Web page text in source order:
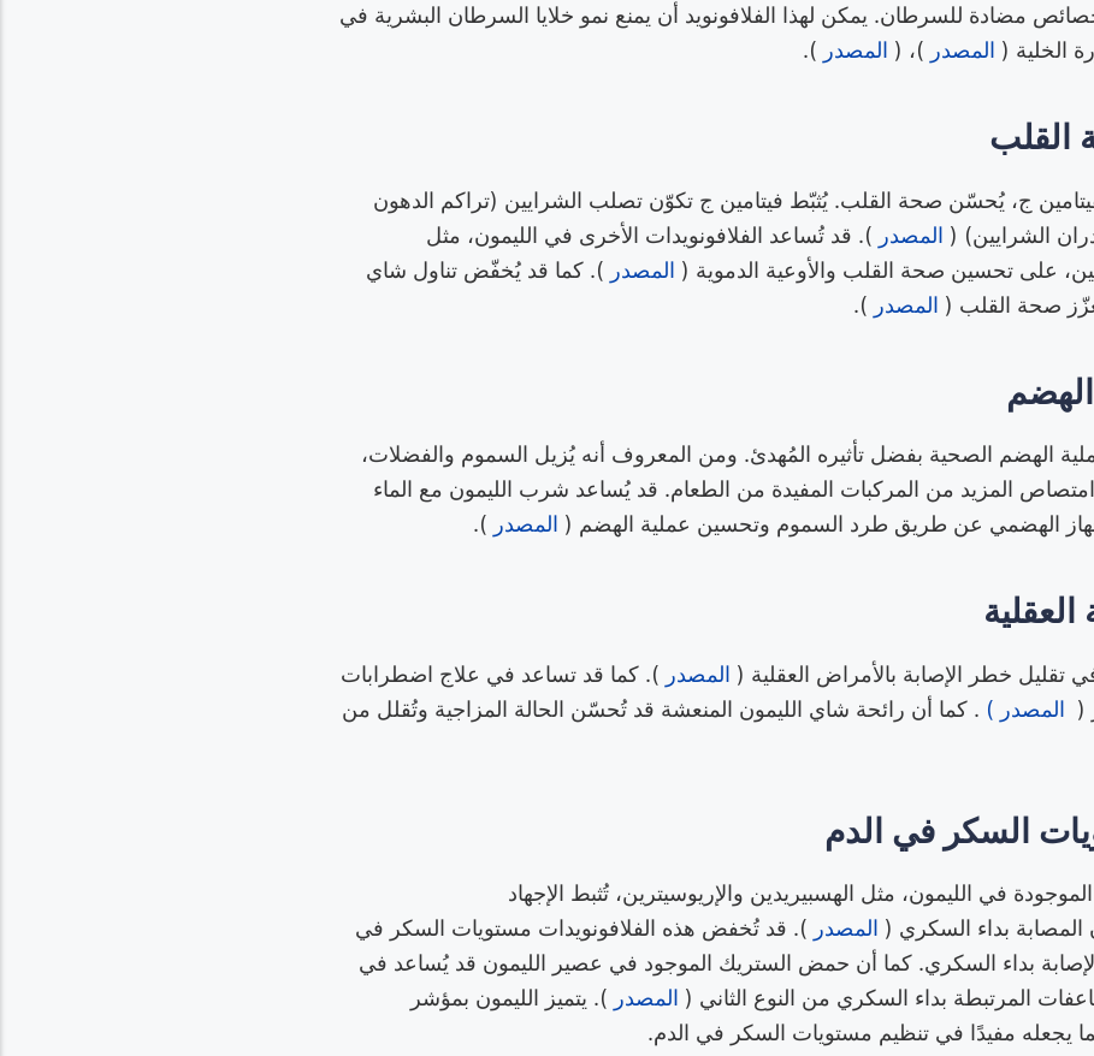
مضادة للسرطان. يمكن لهذا الفلافونويد أن يمنع نمو خلايا السرطان البشرية في
الخلية ( المصدر )، ( المصدر ).
ج، يُحسّن صحة القلب. يُثبّط فيتامين ج تكوّن تصلب الشرايين (تراكم الدهون
الشرايين) ( المصدر ). قد تُساعد الفلافونويدات الأخرى في الليمون، مثل
على تحسين صحة القلب والأوعية الدموية ( المصدر ). كما قد يُخفّض تناول شاي
صحة القلب ( المصدر ).
الهضم الصحية بفضل تأثيره المُهدئ. ومن المعروف أنه يُزيل السموم والفضلات،
المزيد من المركبات المفيدة من الطعام. قد يُساعد شرب الليمون مع الماء
الهضمي عن طريق طرد السموم وتحسين عملية الهضم ( المصدر ).
تقليل خطر الإصابة بالأمراض العقلية ( المصدر ). كما قد تساعد في علاج اضطرابات
( المصدر ) . كما أن رائحة شاي الليمون المنعشة قد تُحسّن الحالة المزاجية وتُقلل من
السكر في الدم
في الليمون، مثل الهسبيريدين والإريوسيترين، تُثبط الإجهاد
المصابة بداء السكري ( المصدر ). قد تُخفض هذه الفلافونويدات مستويات السكر في
بداء السكري. كما أن حمض الستريك الموجود في عصير الليمون قد يُساعد في
المرتبطة بداء السكري من النوع الثاني ( المصدر ). يتميز الليمون بمؤشر
يجعله مفيدًا في تنظيم مستويات السكر في الدم.